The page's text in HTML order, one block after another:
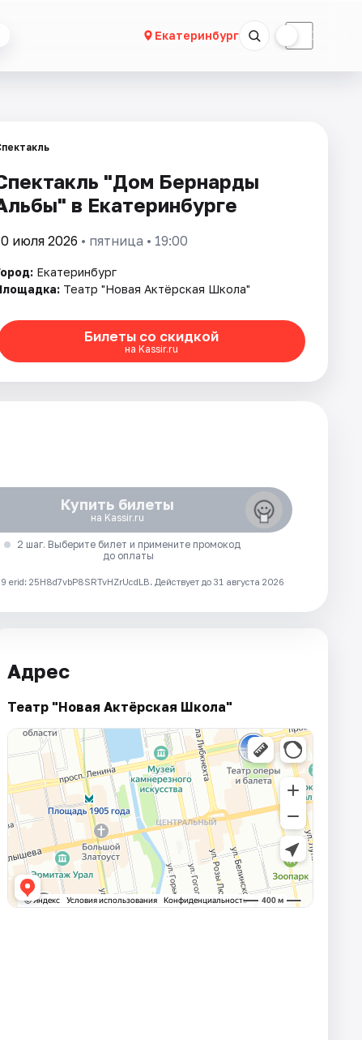
Екатеринбург ☾
"Дом Бернарды
в Екатеринбурге
июля 2026 • пятница • 19:00
Екатеринбург
Театр "Новая Актёрская Школа"
Билеты со скидкой
на Kassir.ru
Купить билеты
на Kassir.ru
2 шаг. Выберите билет и примените промокод
до оплаты
25H8d7vbP8SRTvHZrUcdLB. Действует до 31 августа 2026
Адрес
Театр "Новая Актёрская Школа"